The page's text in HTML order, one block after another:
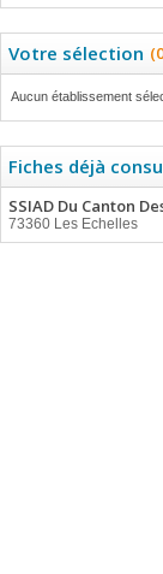
Votre sélection (0
Aucun établissement
Fiches déjà
SSIAD Du Canton
73360 Les Echelles